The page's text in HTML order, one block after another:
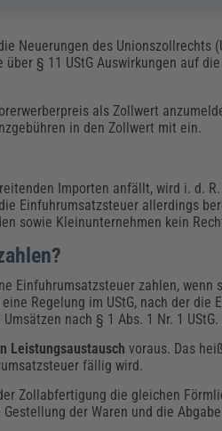
Neuerungen des Unionszollrechts
§ 11 UStG Auswirkungen auf
als Zollwert
in den Zollwert mit ein.
Importen anfällt, wird i. d.
Einfuhrumsatzsteuer allerdings
sowie Kleinunternehmen kein
Einfuhrumsatzsteuer zahlen, wenn
Regelung im UStG, nach der die
nach § 1 Abs. 1 Nr. 1 UStG.
Leistungsaustausch voraus. Das
fällig wird.
Zollabfertigung die gleichen
der Waren und die